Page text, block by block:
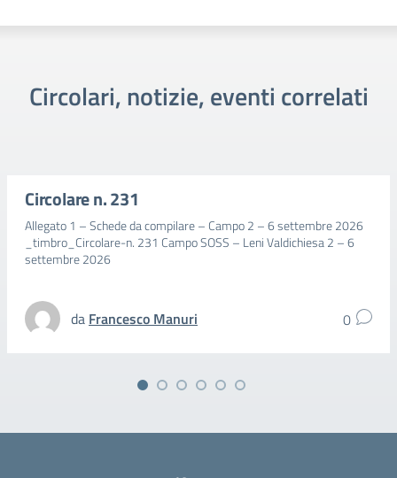
Circolari, notizie, eventi correlati
Circolare n. 231
Allegato 1 – Schede da compilare – Campo 2 – 6 settembre 2026
_timbro_Circolare-n. 231 Campo SOSS – Leni Valdichiesa 2 – 6
settembre 2026
da Francesco Manuri 0